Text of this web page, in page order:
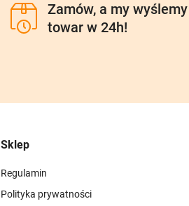
Zamów, a my wyślemy
towar w 24h!
Sklep
Regulamin
Polityka prywatności